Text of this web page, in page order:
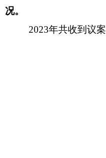
况。
2023年共收到议案